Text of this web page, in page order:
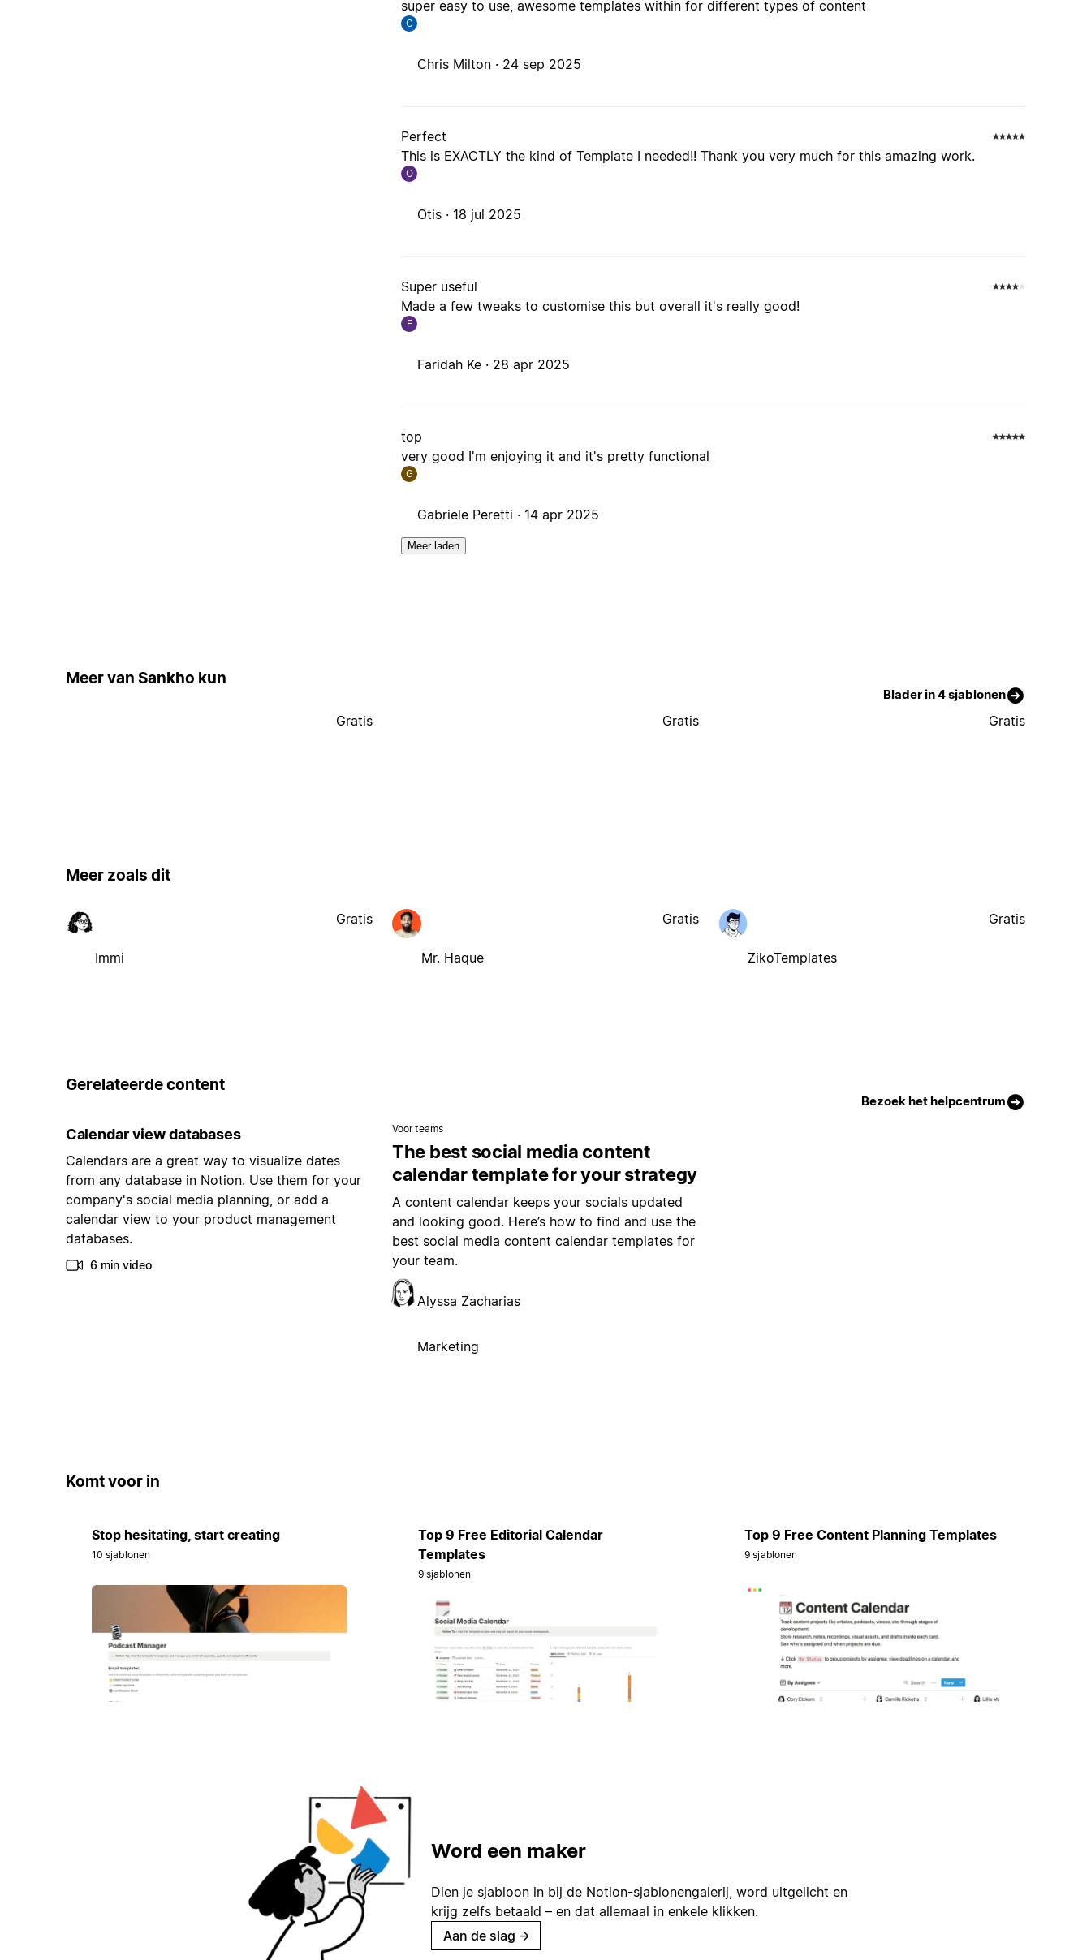
super easy to use, awesome templates within for different types of content
C
Chris Milton · 24 sep 2025
Perfect
This is EXACTLY the kind of Template I needed!! Thank you very much for this amazing work.
O
Otis · 18 jul 2025
Super useful
Made a few tweaks to customise this but overall it's really good!
F
Faridah Ke · 28 apr 2025
top
very good I'm enjoying it and it's pretty functional
G
Gabriele Peretti · 14 apr 2025
Meer laden
Meer van Sankho kun
Blader in 4 sjablonen
Gratis Gratis Gratis
Meer zoals dit
Immi
Gratis
Mr. Haque
Gratis
ZikoTemplates
Gratis
Gerelateerde content
Bezoek het helpcentrum
Calendar view databases
Calendars are a great way to visualize dates
from any database in Notion. Use them for your
company's social media planning, or add a
calendar view to your product management
databases.
6 min video
Voor teams
The best social media content
calendar template for your strategy
A content calendar keeps your socials updated
and looking good. Here’s how to find and use the
best social media content calendar templates for
your team.
Alyssa Zacharias
Marketing
Komt voor in
Stop hesitating, start creating
10 sjablonen
Top 9 Free Editorial Calendar
Templates
9 sjablonen
Top 9 Free Content Planning Templates
9 sjablonen
Word een maker
Dien je sjabloon in bij de Notion-sjablonengalerij, word uitgelicht en
krijg zelfs betaald – en dat allemaal in enkele klikken.
Aan de slag →